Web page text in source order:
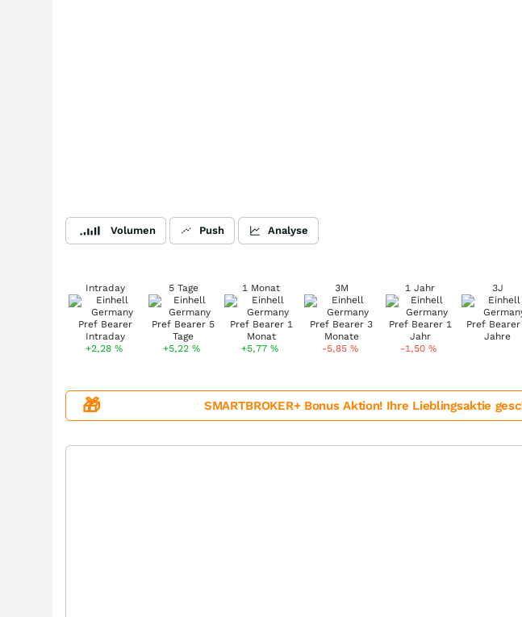
Volumen Push Analyse
Intraday
+2,28 %
5 Tage
+5,22%
1 Monat
+5,77 %
3M
-5,85 %
1 Jahr
-1,50%
3J
🎁 SMARTBROKER+ Bonus Aktion! Ihre Lieblingsaktie